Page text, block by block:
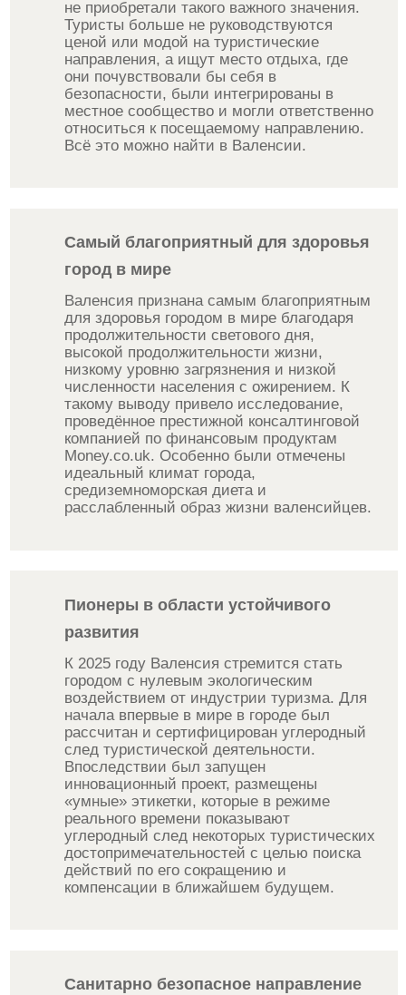
не приобретали такого важного значения.
Туристы больше не руководствуются
ценой или модой на туристические
направления, а ищут место отдыха, где
они почувствовали бы себя в
безопасности, были интегрированы в
местное сообщество и могли ответственно
относиться к посещаемому направлению.
Всё это можно найти в Валенсии.
Самый благоприятный для здоровья
город в мире
Валенсия признана самым благоприятным
для здоровья городом в мире благодаря
продолжительности светового дня,
высокой продолжительности жизни,
низкому уровню загрязнения и низкой
численности населения с ожирением. К
такому выводу привело исследование,
проведённое престижной консалтинговой
компанией по финансовым продуктам
Money.co.uk. Особенно были отмечены
идеальный климат города,
средиземноморская диета и
расслабленный образ жизни валенсийцев.
Пионеры в области устойчивого
развития
К 2025 году Валенсия стремится стать
городом с нулевым экологическим
воздействием от индустрии туризма. Для
начала впервые в мире в городе был
рассчитан и сертифицирован углеродный
след туристической деятельности.
Впоследствии был запущен
инновационный проект, размещены
«умные» этикетки, которые в режиме
реального времени показывают
углеродный след некоторых туристических
достопримечательностей с целью поиска
действий по его сокращению и
компенсации в ближайшем будущем.
Санитарно безопасное направление